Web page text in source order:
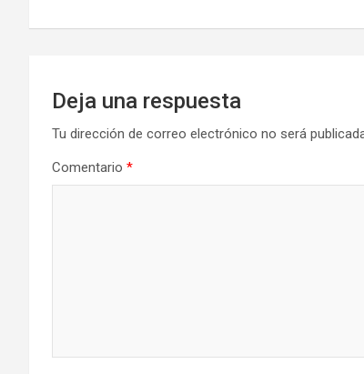
Deja una respuesta
Tu dirección de correo electrónico no será
Comentario *